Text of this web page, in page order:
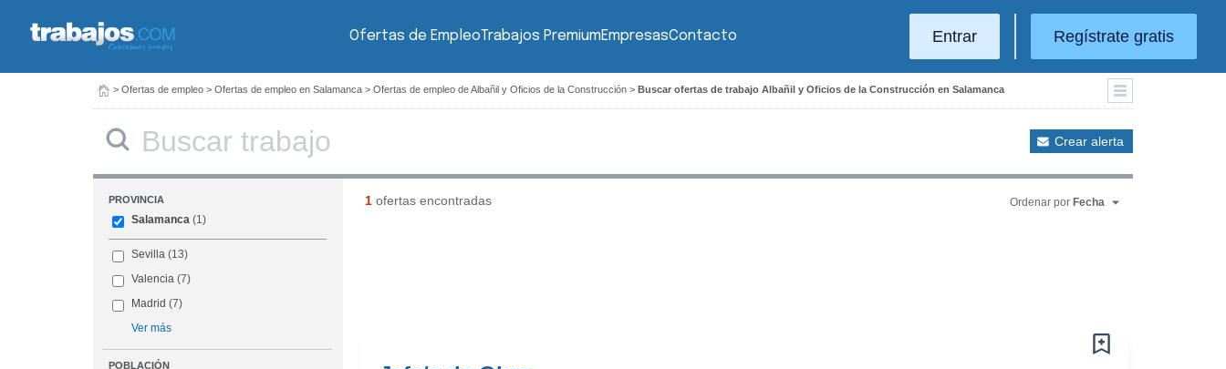
Ofertas de EmpleoTrabajos PremiumEmpresasContacto Entrar Regístrate gratis
> Ofertas de empleo > Ofertas de empleo en Salamanca > Ofertas de empleo de Albañil y Oficios de la Construcción > Buscar ofertas de trabajo Albañil y Oficios de la Construcción en Salamanca
Crear alerta
PROVINCIA
Salamanca (1)
Sevilla (13)
Valencia (7)
Madrid (7)
Ver más
POBLACIÓN
1ofertas encontradas Ordenar por Fecha